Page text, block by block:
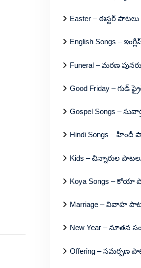
Easter – ఈస్టర్ పాటలు
English Songs –
Funeral – మరణ
Good Friday – గుడ్
Gospel Songs –
Hindi Songs – హిందీ
Kids – చిన్నారుల
Koya Songs – కోయా
Marriage – వివాహ
New Year – నూతన
Offering – సమర్పణ